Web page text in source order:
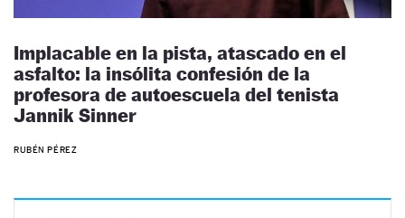
Implacable en la pista, atascado en el
asfalto: la insólita confesión de la
profesora de autoescuela del tenista
Jannik Sinner
RUBÉN PÉREZ